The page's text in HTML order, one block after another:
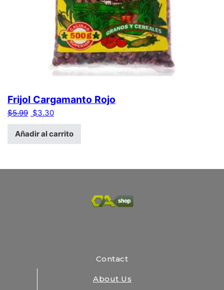
Frijol Cargamanto Rojo
$5.99 El precio original era: $5.99.
$3.30El precio actual es: $3.30.
Añadir al carrito
Contact
About Us